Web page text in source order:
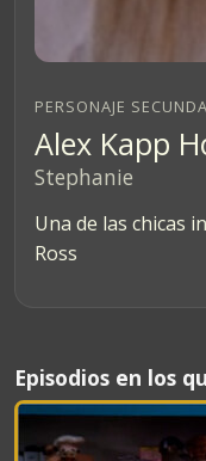
PERSONAJE
Alex Kapp
Stephanie
Una de las chicas
Ross
Episodios en los